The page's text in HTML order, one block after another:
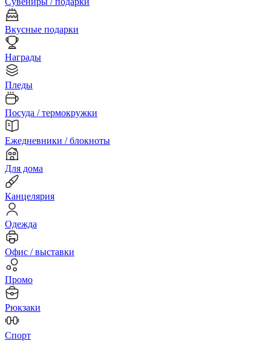
Вкусные подарки
Награды
Пледы
Посуда / термокружки
Ежедневники / блокноты
Для дома
Канцелярия
Одежда
Офис / выставки
Промо
Рюкзаки
Спорт